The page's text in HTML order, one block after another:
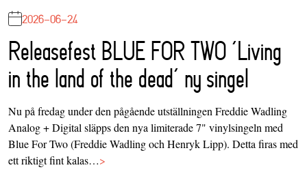
2026-06-24
Releasefest BLUE FOR TWO ‘Living
in the land of the dead’ ny singel
Nu på fredag under den pågående utställningen Freddie Wadling
Analog + Digital släpps den nya limiterade 7" vinylsingeln med
Blue For Two (Freddie Wadling och Henryk Lipp). Detta firas med
ett riktigt fint kalas…>